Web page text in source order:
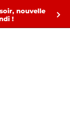
nouvelle
!
chevron_right